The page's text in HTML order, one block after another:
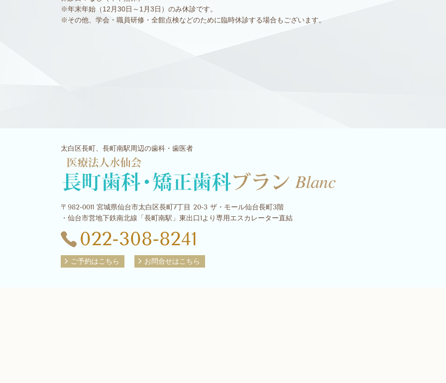
※年末年始（12月30日～1月3日）のみ休診です。
※その他、学会・職員研修・全館点検などのために臨時休診する場合もございます。
太白区長町、長町南駅周辺の歯科・歯医者
〒982-0011 宮城県仙台市太白区長町7丁目 20-3 ザ・モール仙台長町3階
・仙台市営地下鉄南北線「長町南駅」東出口1より専用エスカレーター直結
022-308-8241
ご予約はこちら お問合せはこちら